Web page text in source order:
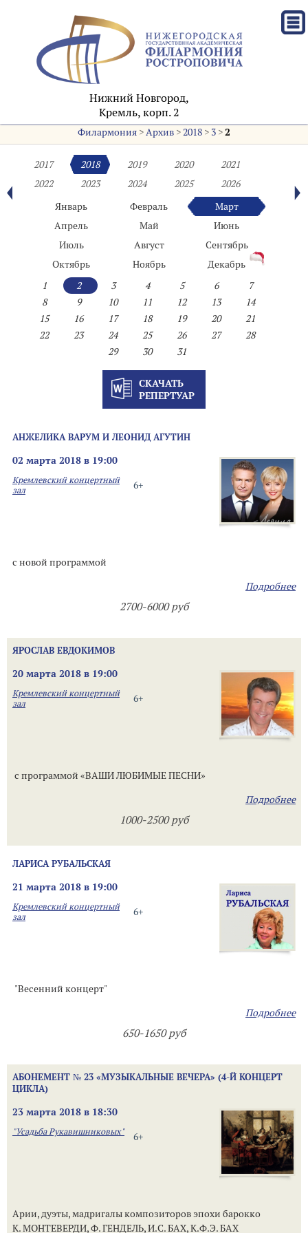
Нижний Новгород,
Кремль, корп. 2
Филармония>Архив>2018> 3>2
2017 2018 2019 2020
2021
2022
2023 2024 2025
2026
Январь
Февраль
Март
Апрель
Май
Июнь
Июль
Август
Сентябрь
Октябрь
Ноябрь
Декабрь
1
2 3 4 5 6
7
8
9 10 11 12 13
14
15
16 17 18 19 20
21
22
23 24 25 26 27
28
29
30 31
СКАЧАТЬ
РЕПЕРТУАР
АНЖЕЛИКА ВАРУМ И ЛЕОНИД АГУТИН
02 марта 2018 в 19:00
6+
Кремлевский концертный
зал
с новой программой
Подробнее
2700-6000 руб
ЯРОСЛАВ ЕВДОКИМОВ
20 марта 2018 в 19:00
6+
Кремлевский концертный
зал
с программой «ВАШИ ЛЮБИМЫЕ ПЕСНИ»
Подробнее
1000-2500 руб
ЛАРИСА РУБАЛЬСКАЯ
21 марта 2018 в 19:00
6+
Кремлевский концертный
зал
"Весенний концерт"
Подробнее
650-1650 руб
АБОНЕМЕНТ № 23 «МУЗЫКАЛЬНЫЕ ВЕЧЕРА» (4-Й КОНЦЕРТ
ЦИКЛА)
23 марта 2018 в 18:30
6+
"Усадьба Рукавишниковых"
Арии, дуэты, мадригалы композиторов эпохи барокко
К. МОНТЕВЕРДИ, Ф. ГЕНДЕЛЬ, И.С. БАХ, К.Ф.Э. БАХ